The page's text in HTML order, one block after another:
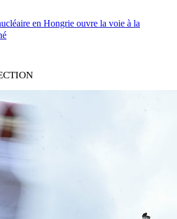
en Hongrie ouvre la voie à la